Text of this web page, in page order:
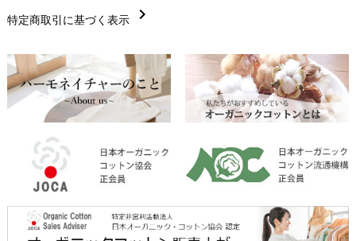
返品交換chevron_right
FAXでのご注文 chevron_right
お問い合わせchevron_right
特定商取引に基づく表示 chevron_right